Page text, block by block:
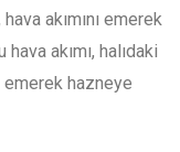
akımını emerek
akımı, halıdaki
hazneye